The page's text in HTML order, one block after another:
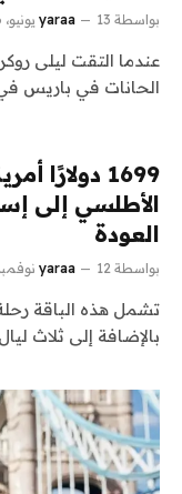
بواسطة yaraa 13 يونيو، 2026
عندما التقت ليلى
الحانات في باريس في يناير 2018، كانت
1699
الأطلسي إلى
العودة
بواسطة yaraa 12 نوفمبر، 2025
تشمل هذه الباقة
بالإضافة إلى ثلاث